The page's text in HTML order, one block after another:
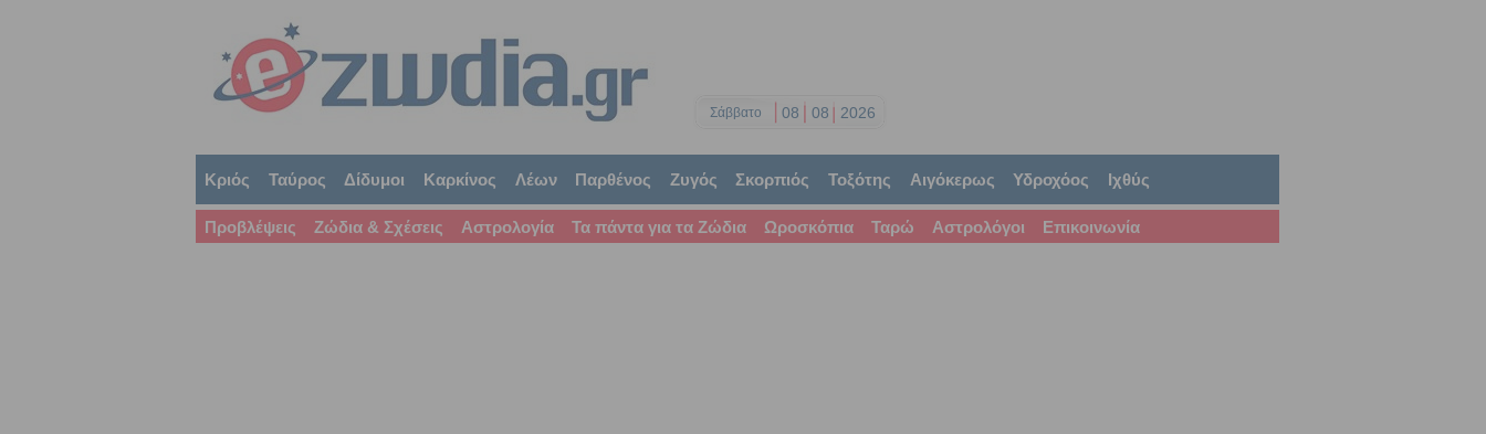
Σάββατο 08 08 2026
Κριός Ταύρος Δίδυμοι Καρκίνος Λέων Παρθένος Ζυγός Σκορπιός Τοξότης Αιγόκερως Υδροχόος Ιχθύς
Προβλέψεις Ζώδια & Σχέσεις Αστρολογία Τα πάντα για τα Ζώδια Ωροσκόπια Ταρώ Αστρολόγοι Επικοινωνία